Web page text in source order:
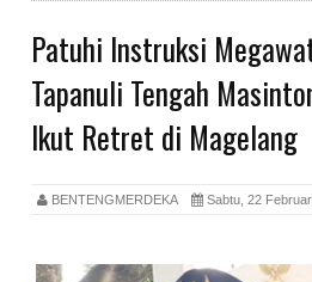
Patuhi Instruksi
Tapanuli Tengah
Ikut Retret di Magelang
BENTENGMERDEKA Sabtu, 22